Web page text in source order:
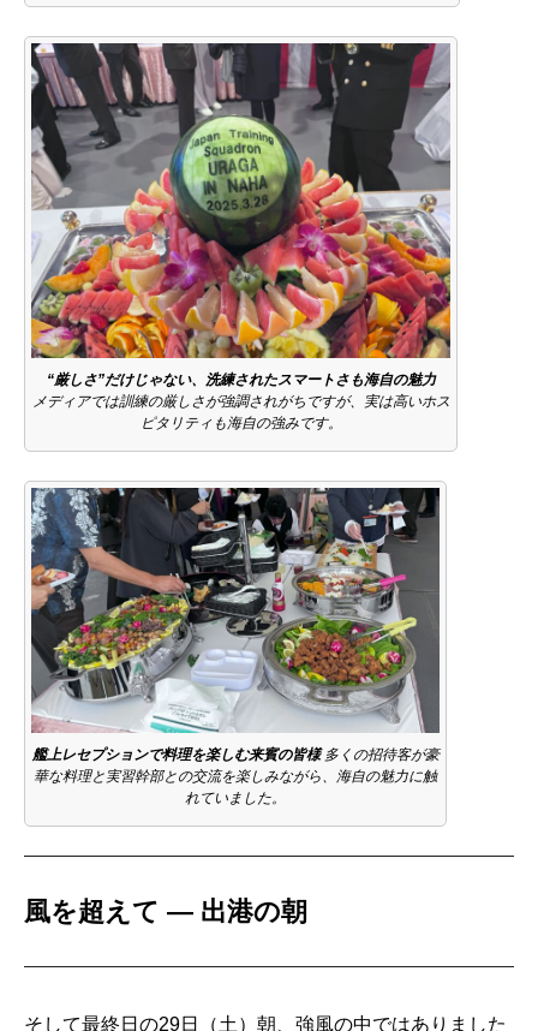
“厳しさ”だけじゃない、洗練されたスマートさも海自の魅力
メディアでは訓練の厳しさが強調されがちですが、実は高いホス
ピタリティも海自の強みです。
艦上レセプションで料理を楽しむ来賓の皆様多くの招待客が豪
華な料理と実習幹部との交流を楽しみながら、海自の魅力に触
れていました。
風を超えて ― 出港の朝
そして最終日の29日（土）朝、強風の中ではありました
Topic News
ブログ
会社概要
ミリタリー式 組織マネジメントとは？
提供サービス の流れ
講師派遣 講演依頼
勝ち残る！ 決断力
社員との 関わり方の秘訣
Ｚ世代社員の自主性と主体性を育みたいリーダー向け
★お問い合わせ
BCP（事業継続計画）の作成はもうお済みですか？
イブニングセミナー＆ビジネス交流会
台湾有事対応・事業継続力「緊急診断」セミナー